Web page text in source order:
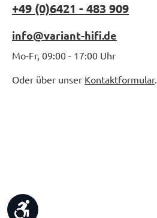
+49 (0)6421 - 483 909
info@variant-hifi.de
Mo-Fr, 09:00 - 17:00 Uhr
Oder über unser Kontaktformular.
Werkzeugleiste anzeigen